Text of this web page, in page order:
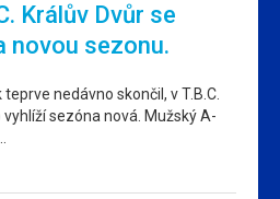
Králův Dvůr se
novou sezonu.
nedávno skončil, v T.B.C.
vyhlíží sezóna nová. Mužský A-